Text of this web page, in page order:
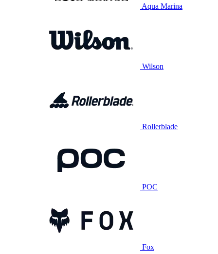
Aqua Marina
Wilson
Rollerblade
POC
Fox